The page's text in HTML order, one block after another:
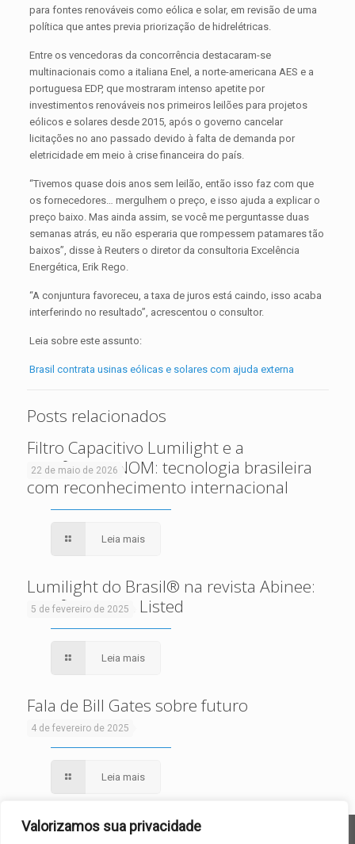
Valorizamos sua privacidade
para fontes renováveis como eólica e solar, em revisão de uma
política que antes previa priorização de hidrelétricas.
Entre os vencedoras da concorrência destacaram-se
multinacionais como a italiana Enel, a norte-americana AES e a
portuguesa EDP, que mostraram intenso apetite por
investimentos renováveis nos primeiros leilões para projetos
eólicos e solares desde 2015, após o governo cancelar
licitações no ano passado devido à falta de demanda por
eletricidade em meio à crise financeira do país.
“Tivemos quase dois anos sem leilão, então isso faz com que
os fornecedores… mergulhem o preço, e isso ajuda a explicar o
preço baixo. Mas ainda assim, se você me perguntasse duas
semanas atrás, eu não esperaria que rompessem patamares tão
baixos”, disse à Reuters o diretor da consultoria Excelência
Energética, Erik Rego.
“A conjuntura favoreceu, a taxa de juros está caindo, isso acaba
interferindo no resultado”, acrescentou o consultor.
Leia sobre este assunto:
Brasil contrata usinas eólicas e solares com ajuda externa
Posts relacionados
22 de maio de 2026
Filtro Capacitivo Lumilight e a
Certificação NOM: tecnologia brasileira
com reconhecimento internacional
Leia mais
5 de fevereiro de 2025
Lumilight do Brasil® na revista Abinee:
certificação UL Listed
Leia mais
4 de fevereiro de 2025
Fala de Bill Gates sobre futuro
sustentável
Leia mais